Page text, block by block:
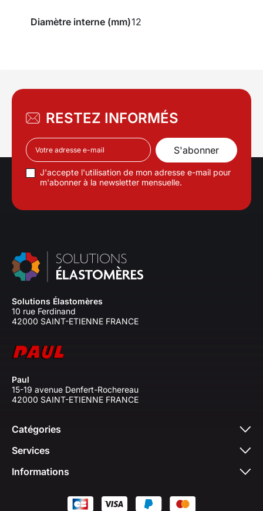
Diamètre interne (mm)12
RESTEZ INFORMÉS
J'accepte l'utilisation de mon adresse e-mail pour
m'abonner à la newsletter mensuelle.
Solutions Élastomères
10 rue Ferdinand
42000 SAINT-ETIENNE FRANCE
Paul
15-19 avenue Denfert-Rochereau
42000 SAINT-ETIENNE FRANCE
Catégories
Services
Informations